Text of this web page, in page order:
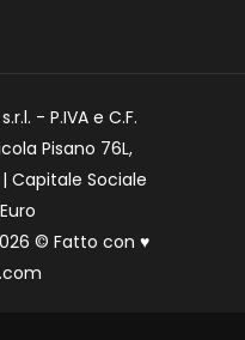
- P.IVA e C.F.
Pisano 76L,
Capitale Sociale
© Fatto con ♥